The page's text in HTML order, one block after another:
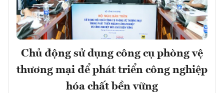
Chủ động sử dụng công cụ phòng vệ
thương mại để phát triển công nghiệp
hóa chất bền vững